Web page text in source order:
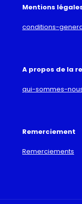
Mentions
conditions-
A propos de la
qui-sommes-
Remerciement
Remerciements